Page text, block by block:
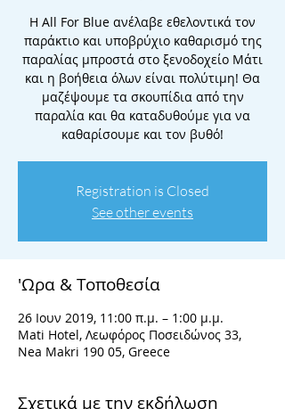
Η All For Blue ανέλαβε εθελοντικά τον
παράκτιο και υποβρύχιο καθαρισμό της
παραλίας μπροστά στο ξενοδοχείο Μάτι
και η βοήθεια όλων είναι πολύτιμη! Θα
μαζέψουμε τα σκουπίδια από την
παραλία και θα καταδυθούμε για να
καθαρίσουμε και τον βυθό!
Registration is Closed
See other events
'Ωρα & Τοποθεσία
26 Ιουν 2019, 11:00 π.μ. – 1:00 μ.μ.
Mati Hotel, Λεωφόρος Ποσειδώνος 33,
Nea Makri 190 05, Greece
Σχετικά με την εκδήλωση